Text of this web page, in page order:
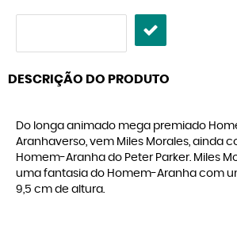
DESCRIÇÃO DO PRODUTO
Do longa animado mega premiado
Aranhaverso, vem Miles Morales, ainda
Homem-Aranha do Peter Parker. Miles
uma fantasia do Homem-Aranha com
9,5 cm de altura.